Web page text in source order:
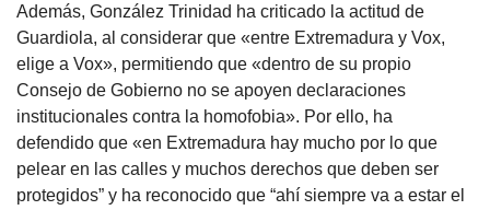
Además, González Trinidad ha criticado la actitud de
Guardiola, al considerar que «entre Extremadura y Vox,
elige a Vox», permitiendo que «dentro de su propio
Consejo de Gobierno no se apoyen declaraciones
institucionales contra la homofobia». Por ello, ha
defendido que «en Extremadura hay mucho por lo que
pelear en las calles y muchos derechos que deben ser
protegidos” y ha reconocido que “ahí siempre va a estar el